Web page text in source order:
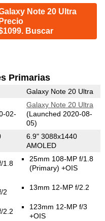
Note 20 Ultra
Precio
Buscar
Primarias
Galaxy Note 20 Ultra
02-
Galaxy Note 20 Ultra
(Launched 2020-08-
05)
6.9" 3088x1440
AMOLED
1.8
2
2.2
25mm 108-MP f/1.8
(Primary) +OIS
13mm 12-MP f/2.2
123mm 12-MP f/3
+OIS